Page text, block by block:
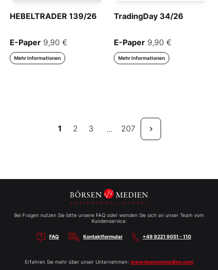
HEBELTRADER 139/26
E-Paper 9,90 €
Mehr Informationen
TradingDay 34/26
E-Paper 9,90 €
Mehr Informationen
1 2 3 ... 207
Bei Fragen nutzen Sie bitte unsere FAQ oder wenden Sie sich an unser Team vom
Kundenservice:
FAQ Kontaktformular +49 9221 9051 - 110
Erfahren Sie mehr über unser Unternehmen: www.boersenmedien.com